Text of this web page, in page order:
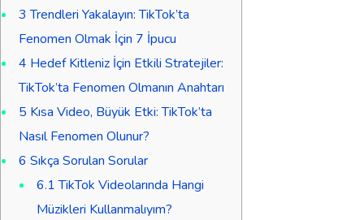
3 Trendleri Yakalayın: TikTok’ta
Fenomen Olmak İçin 7 İpucu
4 Hedef Kitleniz İçin Etkili Stratejiler:
TikTok’ta Fenomen Olmanın Anahtarı
5 Kısa Video, Büyük Etki: TikTok’ta
Nasıl Fenomen Olunur?
6 Sıkça Sorulan Sorular
6.1TikTok Videolarında Hangi
Müzikleri Kullanmalıyım?